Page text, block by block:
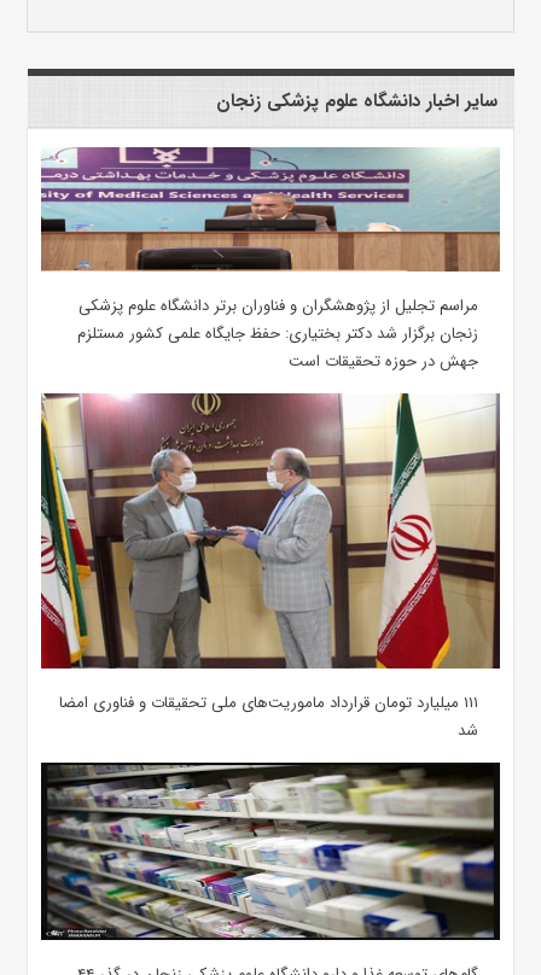
سایر اخبار دانشگاه علوم پزشکی زنجان
مراسم تجلیل از پژوهشگران و فناوران برتر دانشگاه علوم پزشکی
زنجان برگزار شد دکتر بختیاری: حفظ جایگاه علمی کشور مستلزم
جهش در حوزه تحقیقات است
۱۱۱ میلیارد تومان قرارداد ماموریت‌های ملی تحقیقات و فناوری امضا
شد